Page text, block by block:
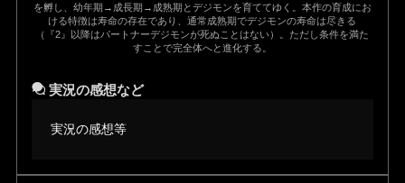
を孵し、幼年期→成長期→成熟期とデジモンを育ててゆく。本作の育成にお
ける特徴は寿命の存在であり、通常成熟期でデジモンの寿命は尽きる
（『2』以降はパートナーデジモンが死ぬことはない）。ただし条件を満た
すことで完全体へと進化する。
実況の感想など
実況の感想等